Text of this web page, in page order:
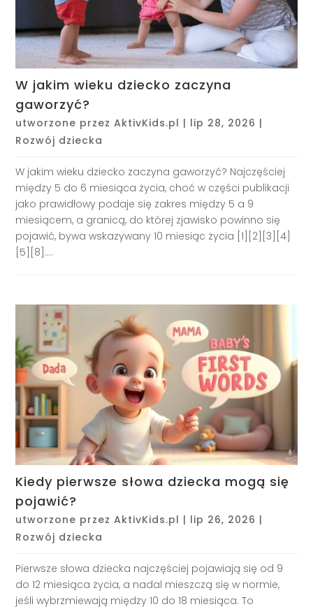
W jakim wieku dziecko zaczyna
gaworzyć?
utworzone przezAktivKids.pl | lip 28, 2026 |
Rozwój dziecka
W jakim wieku dziecko zaczyna gaworzyć? Najczęściej
między 5 do 6 miesiąca życia, choć w części publikacji
jako prawidłowy podaje się zakres między 5 a 9
miesiącem, a granicą, do której zjawisko powinno się
pojawić, bywa wskazywany 10 miesiąc życia [1][2][3][4]
[5][8]....
Kiedy pierwsze słowa dziecka mogą się
pojawić?
utworzone przezAktivKids.pl | lip 26, 2026 |
Rozwój dziecka
Pierwsze słowa dziecka najczęściej pojawiają się od 9
do 12 miesiąca życia, a nadal mieszczą się w normie,
jeśli wybrzmiewają między 10 do 18 miesiąca. To